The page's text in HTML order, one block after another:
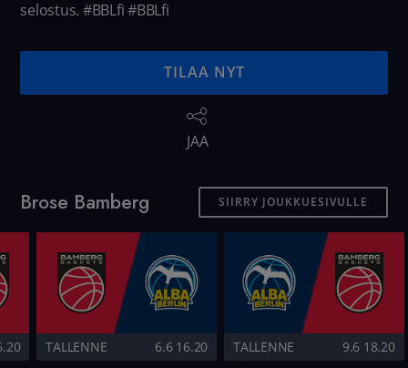
selostus. #BBLfi#BBLfi
TILAA NYT
JAA
Brose Bamberg SIIRRY JOUKKUESIVULLE
TALLENNE 6.6 16.20 TALLENNE 9.6 18.20